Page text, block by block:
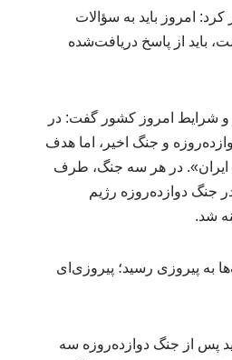
امروز باید به سؤالات
باید از پاسخ دریافت‌شده
و شرایط امروز کشور گفت: در
نظامی به ملت ایران تحمیل شد؛ جنگ تحمیلی سال ۱۳۵۹، جنگ دوازده‌روزه و جنگ اخیر، اما هدف
ایران». در هر سه جنگ، طرف
جنگ دوازده‌روزه رژیم
شد.
به پیروزی رسید؛ پیروزی‌ای
پس از جنگ دوازده‌روزه سه